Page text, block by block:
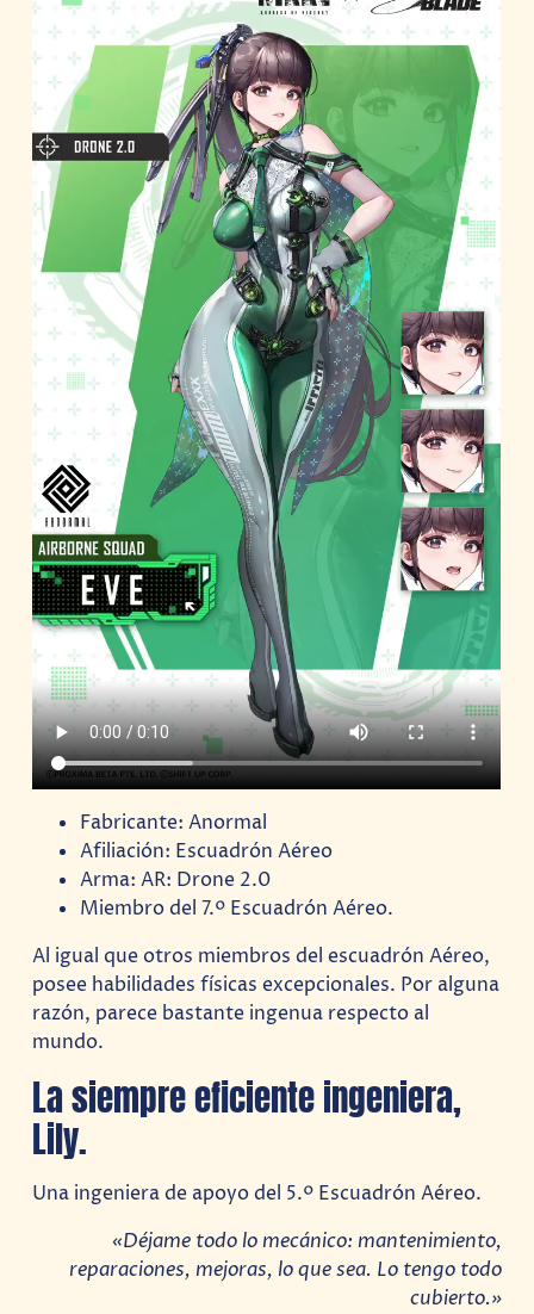
Fabricante: Anormal
Afiliación: Escuadrón Aéreo
Arma: AR: Drone 2.0
Miembro del 7.º Escuadrón Aéreo.
Al igual que otros miembros del escuadrón Aéreo,
posee habilidades físicas excepcionales. Por alguna
razón, parece bastante ingenua respecto al
mundo.
La siempre eficiente ingeniera,
Lily.
Una ingeniera de apoyo del 5.º Escuadrón Aéreo.
«Déjame todo lo mecánico: mantenimiento,
reparaciones, mejoras, lo que sea. Lo tengo todo
cubierto.»